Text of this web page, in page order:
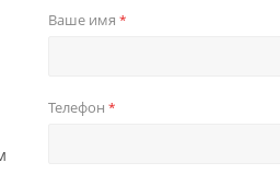
Ваше имя *
Телефон *